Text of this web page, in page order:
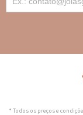
* Todos os preços e